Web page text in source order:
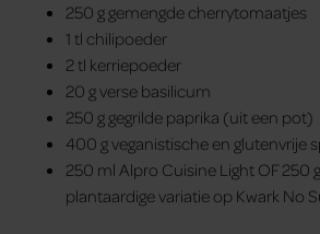
250 g gemengde cherrytomaatjes
1 tl chilipoeder
2 tl kerriepoeder
20 g verse basilicum
250 g gegrilde paprika (uit een pot)
400 g veganistische en glutenvrije
250 ml Alpro Cuisine Light OF 250
plantaardige variatie op Kwark No